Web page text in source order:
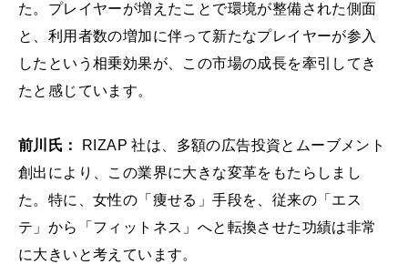
た。プレイヤーが増えたことで環境が整備された側面
と、利用者数の増加に伴って新たなプレイヤーが参入
したという相乗効果が、この市場の成長を牽引してき
たと感じています。
前川氏：
RIZAP 社は、多額の広告投資とムーブメント
創出により、この業界に大きな変革をもたらしまし
た。特に、女性の「痩せる」手段を、従来の「エス
テ」から「フィットネス」へと転換させた功績は非常
に大きいと考えています。